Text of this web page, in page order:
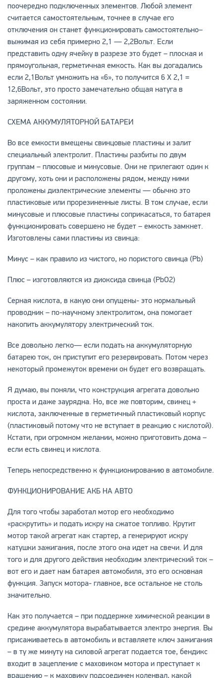
поочередно подключенных элементов. Любой элемент
считается самостоятельным, точнее в случае его
отключения он станет функционировать самостоятельно–
выжимая из себя примерно 2,1 — 2,2Вольт. Если
представить одну ячейку в разрезе это будет – плоская и
прямоугольная, герметичная емкость. Как вы догадались
если 2,1Вольт умножить на «6», то получится 6 Х 2,1 =
12,6Вольт, это просто замечательно общая натуга в
заряженном состоянии.
СХЕМА АККУМУЛЯТОРНОЙ БАТАРЕИ
Во все емкости вмещены свинцовые пластины и залит
специальный электролит. Пластины разбиты по двум
группам – плюсовые и минусовые. Они не прилегают один к
другому, хоть они и расположены рядом, между ними
проложены диэлектрические элементы — обычно это
пластиковые или прорезиненные листы. В том случае, если
минусовые и плюсовые пластины соприкасаться, то батарея
функционировать совершено не будет – емкость замкнет.
Изготовлены сами пластины из свинца:
Минус – как правило из чистого, но пористого свинца (Pb)
Плюс – изготовляются из диоксида свинца (PbO2)
Серная кислота, в какую они опущены- это нормальный
проводник – по-научному электролитом, она помогает
накопить аккумулятору электрический ток.
Все довольно легко— если подать на аккумуляторную
батарею ток, он приступит его резервировать. Потом через
некоторый промежуток времени он будет его возвращать.
Я думаю, вы поняли, что конструкция агрегата довольно
проста и даже заурядна. Но, все же повторим, свинец +
кислота, заключенные в герметичный пластиковый корпус
(пластиковый потому что не вступает в реакцию с кислотой).
Кстати, при огромном желании, можно приготовить дома –
если есть свинец и кислота.
Теперь непосредственно к функционированию в автомобиле.
ФУНКЦИОНИРОВАНИЕ АКБ НА АВТО
Для того чтобы заработал мотор его необходимо
«раскрутить» и подать искру на сжатое топливо. Крутит
мотор такой агрегат как стартер, а генерируют искру
катушки зажигания, после этого она идет на свечи. И для
того и для другого действия необходим электрический ток –
вот его и дает нам батарея автомобиля, это его основная
функция. Запуск мотора- главное, все остальное не столь
значительно.
Как это получается – при поддержке химической реакции в
средине аккумулятора вырабатывается электро энергия. Вы
присаживаетесь в автомобиль и вставляете ключ зажигания
– в ту же минуту на силовой агрегат подается тое, бендикс
входит в зацепление с маховиком мотора и преступает к
вращению – к маховику подсоединен коленвал, какой